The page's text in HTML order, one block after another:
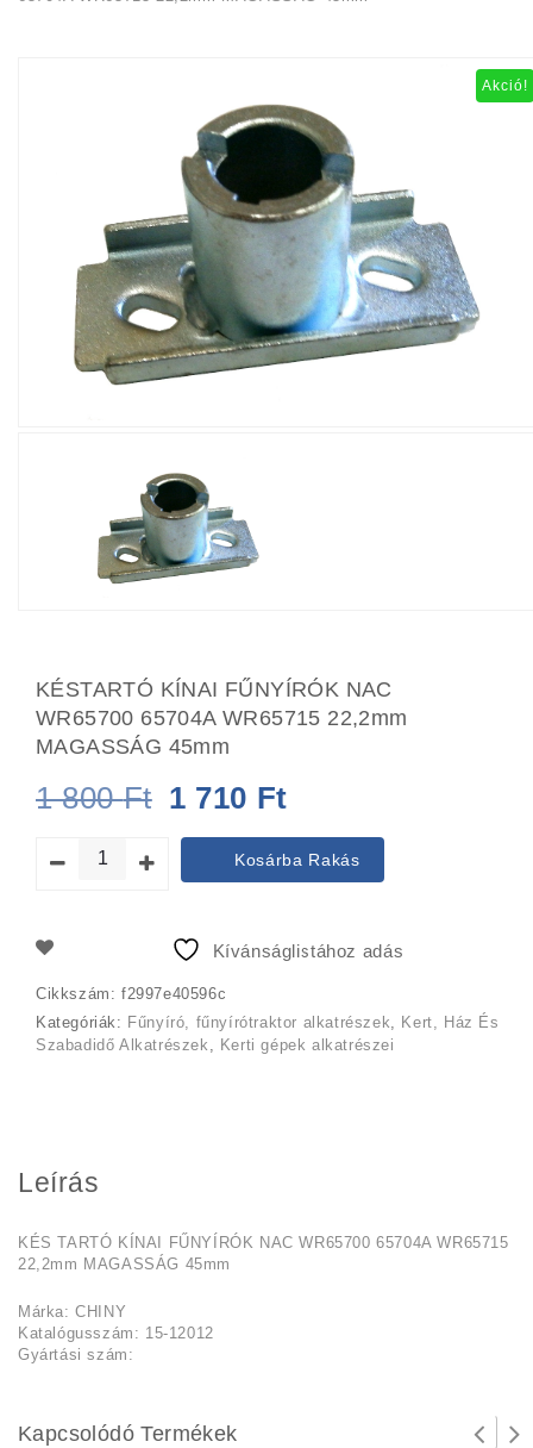
Akció!
KÉSTARTÓ KÍNAI FŰNYÍRÓK NAC
WR65700 65704A WR65715 22,2mm
MAGASSÁG 45mm
1 800Ft Original
price
was:
1
1 710 Ft
price
is:
Kosárba Rakás
Kívánságlistához adás
Cikkszám: f2997e40596c
Kategóriák: Fűnyíró, fűnyírótraktor alkatrészek
Kert, Ház És
Szabadidő Alkatrészek
Kerti gépek alkatrészei
Leírás
KÉS TARTÓ KÍNAI FŰNYÍRÓK NAC WR65700 65704A WR65715
22,2mm MAGASSÁG 45mm
Márka: CHINY
Katalógusszám: 15-12012
Gyártási szám:
Kapcsolódó Termékek